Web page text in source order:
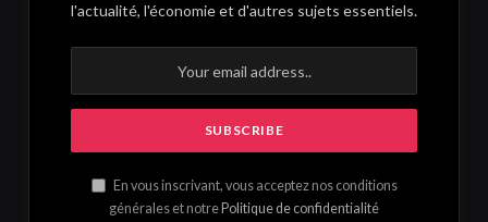
l'actualité, l'économie et d'autres sujets essentiels.
En vous inscrivant, vous acceptez nos conditions
générales et notre Politique de confidentialité